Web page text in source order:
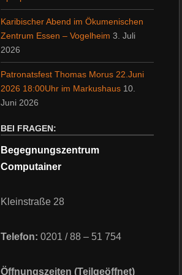
Karibischer Abend im Ökumenischen
Zentrum Essen – Vogelheim 3. Juli
2026
Patronatsfest Thomas Morus 22.Juni
2026 18:00Uhr im Markushaus 10.
Juni 2026
BEI FRAGEN:
Begegnungszentrum
Computainer
Kleinstraße 28
Telefon: 0201 / 88 – 51 754
Öffnungszeiten (Teilgeöffnet)